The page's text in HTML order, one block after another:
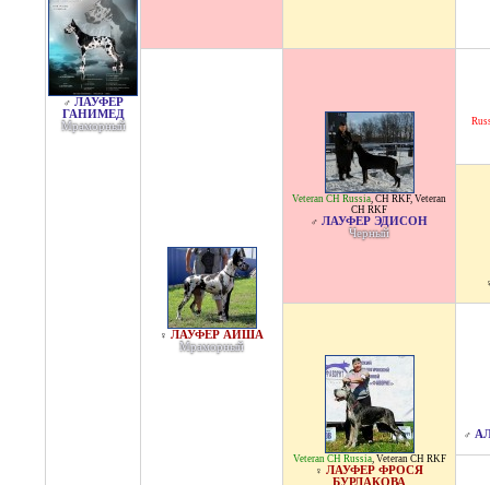
♂ ЛАУФЕР
ГАНИМЕД
Мраморный
♀ ЛАУФЕР АИША
Мраморный
Veteran CH Russia, CH RKF, Veteran
CH RKF
♂ ЛАУФЕР ЭДИСОН
Черный
Veteran CH Russia, Veteran CH RKF
♀ ЛАУФЕР ФРОСЯ
БУРЛАКОВА
♂